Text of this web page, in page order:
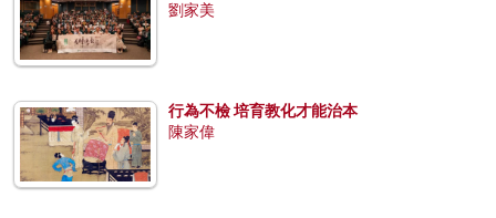
劉家美
行為不檢 培育教化才能治本
陳家偉